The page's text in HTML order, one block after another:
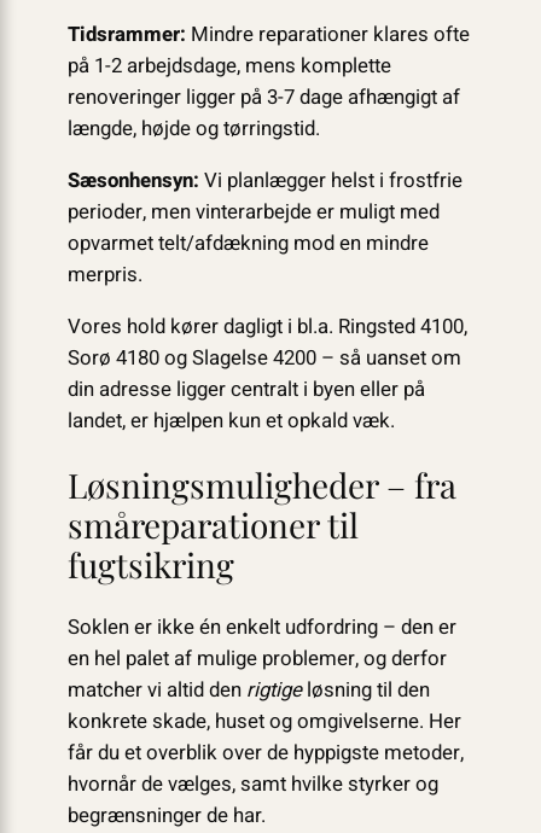
Tidsrammer: Mindre reparationer klares ofte
på 1-2 arbejdsdage, mens komplette
renoveringer ligger på 3-7 dage afhængigt af
længde, højde og tørringstid.
Sæsonhensyn: Vi planlægger helst i frostfrie
perioder, men vinterarbejde er muligt med
opvarmet telt/afdækning mod en mindre
merpris.
Vores hold kører dagligt i bl.a. Ringsted 4100,
Sorø 4180 og Slagelse 4200 – så uanset om
din adresse ligger centralt i byen eller på
landet, er hjælpen kun et opkald væk.
Løsningsmuligheder – fra
småreparationer til
fugtsikring
Soklen er ikke én enkelt udfordring – den er
en hel palet af mulige problemer, og derfor
matcher vi altid den rigtigeløsning til den
konkrete skade, huset og omgivelserne. Her
får du et overblik over de hyppigste metoder,
hvornår de vælges, samt hvilke styrker og
begrænsninger de har.